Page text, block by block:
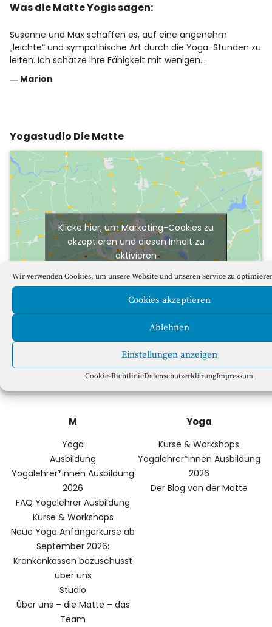
Wir verwenden Cookies, um unsere Website und unseren Service zu
Cookies akzeptieren
Ablehnen
Einstellungen anzeigen
Cookie-RichtlinieDatenschutzerklärungImpressum
Was die Matte Yogis sagen:
Susanne und Max schaffen es, auf eine angenehm
„leichte“ und sympathische Art durch die Yoga-Stunden zu
leiten. Ich schätze ihre Fähigkeit mit wenigen…
― Marion
Yogastudio Die Matte
Klicke hier, um Marketing-Cookies zu
akzeptieren und diesen Inhalt zu
aktivieren
YOGASTUDIO DIE MATTE
M
Yoga
Ausbildung
Yogalehrer*innen Ausbildung
2026
FAQ Yogalehrer Ausbildung
Kurse & Workshops
Neue Yoga Anfängerkurse ab
September 2026:
Krankenkassen bezuschusst
über uns
Studio
Über uns – die Matte – das
Team
Yoga
Kurse & Workshops
Yogalehrer*innen Ausbildung
2026
Der Blog von der Matte